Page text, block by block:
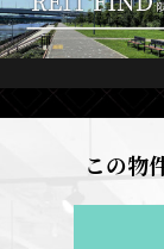
この物